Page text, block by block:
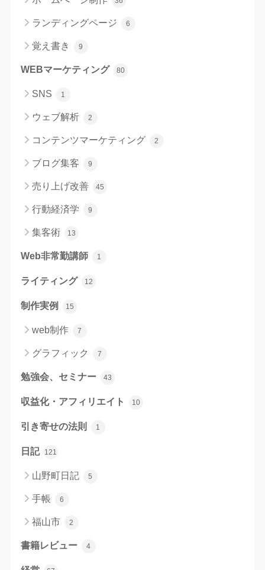
ランディングページ 6
覚え書き 9
WEBマーケティング 80
SNS 1
ウェブ解析 2
コンテンツマーケティング 2
ブログ集客 9
売り上げ改善 45
行動経済学 9
集客術 13
Web非常勤講師 1
ライティング 12
制作実例 15
web制作 7
グラフィック 7
勉強会、セミナー 43
収益化・アフィリエイト 10
引き寄せの法則 1
日記 121
山野町日記 5
手帳 6
福山市 2
書籍レビュー 4